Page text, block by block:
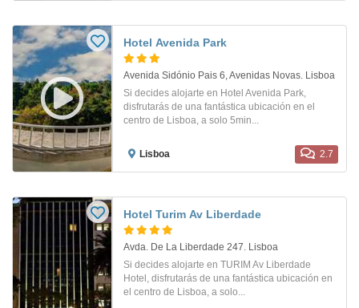
Hotel Avenida Park
Avenida Sidónio Pais 6, Avenidas Novas. Lisboa
Si decides alojarte en Hotel Avenida Park,
disfrutarás de una fantástica ubicación en el
centro de Lisboa, a solo 5min...
Lisboa 2.7
Hotel Turim Av Liberdade
Avda. De La Liberdade 247. Lisboa
Si decides alojarte en TURIM Av Liberdade
Hotel, disfrutarás de una fantástica ubicación en
el centro de Lisboa, a solo...